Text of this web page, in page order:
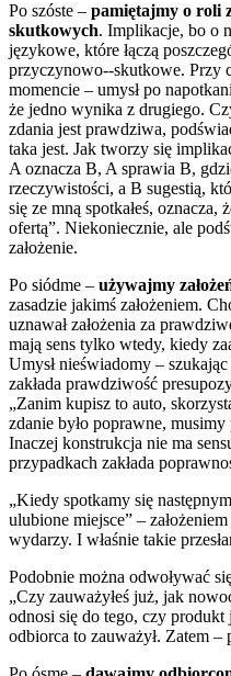
Po szóste – pamiętajmy o roli
skutkowych. Implikacje, bo o
językowe, które łączą
przyczynowo--skutkowe. Przy
momencie – umysł po
że jedno wynika z drugiego.
zdania jest prawdziwa,
taka jest. Jak tworzy się
A oznacza B, A sprawia B,
rzeczywistości, a B sugestią,
się ze mną spotkałeś, oznacza,
ofertą”. Niekoniecznie, ale
założenie.
Po siódme – używajmy
zasadzie jakimś założeniem.
uznawał założenia za
mają sens tylko wtedy, kiedy
Umysł nieświadomy –
zakłada prawdziwość
„Zanim kupisz to auto,
zdanie było poprawne,
Inaczej konstrukcja nie ma
przypadkach zakłada
„Kiedy spotkamy się
ulubione miejsce” –
wydarzy. I właśnie takie
Podobnie można odwoływać
„Czy zauważyłeś już, jak
odnosi się do tego, czy
odbiorca to zauważył. Zatem –